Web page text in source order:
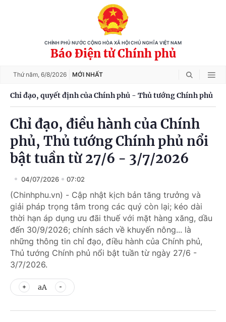
CHÍNH PHỦ NƯỚC CỘNG HÒA XÃ HỘI CHỦ NGHĨA VIỆT NAM
Báo Điện tử Chính phủ
Thứ năm, 6/8/2026 MỚI NHẤT
Chỉ đạo, quyết định của Chính phủ - Thủ tướng Chính phủ
Chỉ đạo, điều hành của Chính
phủ, Thủ tướng Chính phủ nổi
bật tuần từ 27/6 - 3/7/2026
04/07/2026 07:02
(Chinhphu.vn) - Cập nhật kịch bản tăng trưởng và
giải pháp trọng tâm trong các quý còn lại; kéo dài
thời hạn áp dụng ưu đãi thuế với mặt hàng xăng, dầu
đến 30/9/2026; chính sách về khuyến nông... là
những thông tin chỉ đạo, điều hành của Chính phủ,
Thủ tướng Chính phủ nổi bật tuần từ ngày 27/6 -
3/7/2026.
aA